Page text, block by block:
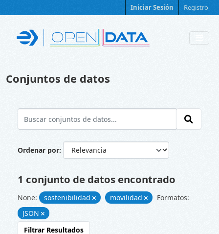
Iniciar Sesión Registro
Conjuntos de datos
Ordenar por
1 conjunto de datos encontrado
None: sostenibilidad movilidad
Formatos:
JSON
Filtrar Resultados